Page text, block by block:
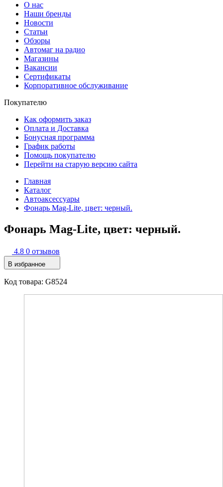
О нас
Наши бренды
Новости
Статьи
Обзоры
Автомаг на радио
Магазины
Вакансии
Сертификаты
Корпоративное обслуживание
Покупателю
Как оформить заказ
Оплата и Доставка
Бонусная программа
График работы
Помощь покупателю
Перейти на старую версию сайта
Главная
Каталог
Автоаксессуары
Фонарь Mag-Lite, цвет: черный.
Фонарь Mag-Lite, цвет: черный.
4.8 0 отзывов
В избранное
Код товара: G8524